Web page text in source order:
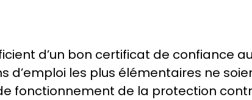
d’un bon certificat de confiance
d’emploi les plus élémentaires ne
fonctionnement de la protection